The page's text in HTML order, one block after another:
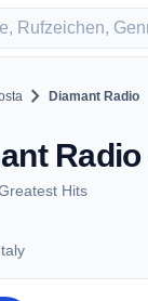
chevron_right Diamant Radio
Hits